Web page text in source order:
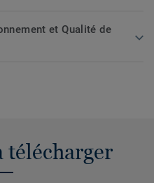
et Qualité de
télécharger